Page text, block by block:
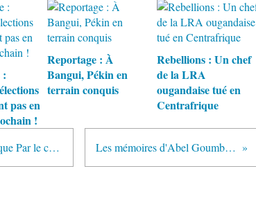
pas en
!
Reportage : À
Bangui, Pékin en
terrain conquis
Rebellions : Un chef
de la LRA
ougandaise tué en
Centrafrique
Le renouveau stratégique de lAfrique Par le colonel Jean-Louis DUFOUR Les mémoires d'Abel Goumba présentés à Bangui